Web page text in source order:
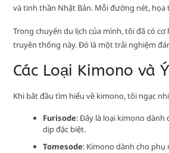
và tinh thần Nhật Bản. Mỗi đường nét, họa
Trong chuyến du lịch của mình, tôi đã có
truyền thống này. Đó là một trải nghiệm
Các Loại Kimono và
Khi bắt đầu tìm hiểu về kimono, tôi ngạc
Furisode: Đây là loại kimono
dịp đặc biệt.
Tomesode: Kimono dành cho